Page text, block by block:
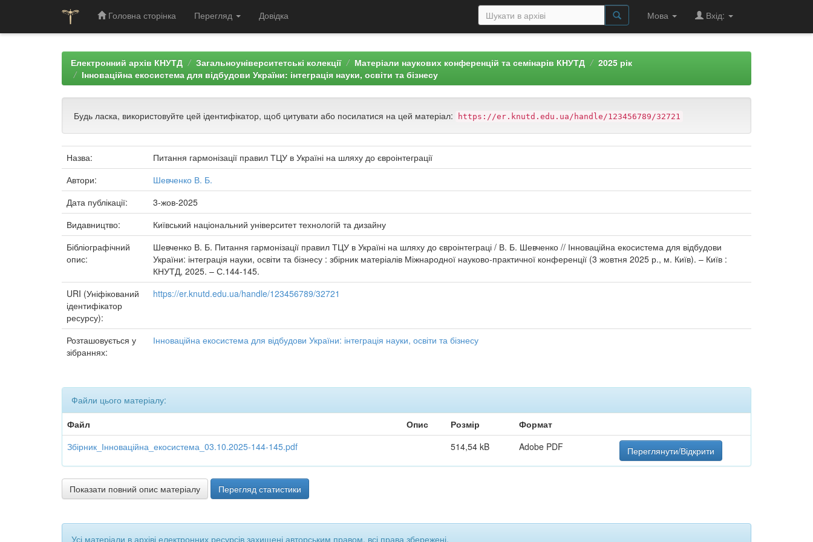
Головна сторінка Перегляд Довідка Мова Вхід:
Електронний архів КНУТД Загальноуніверситетські колекції Матеріали наукових конференцій та семінарів КНУТД
2025 рік
Інноваційна екосистема для відбудови України: інтеграція науки, освіти та бізнесу
Будь ласка, використовуйте цей ідентифікатор, щоб цитувати або посилатися на цей матеріал: https://er.knutd.edu.ua/handle/123456789/32721
Назва:
Питання гармонізації правил ТЦУ в Україні на шляху до євроінтеграції
Автори:
Шевченко В. Б.
Дата публікації:
3-жов-2025
Видавництво:
Київський національний університет технологій та дизайну
Бібліографічний
опис:
Шевченко В. Б. Питання гармонізації правил ТЦУ в Україні на шляху до євроінтеграці / В. Б. Шевченко // Інноваційна екосистема для відбудови
України: інтеграція науки, освіти та бізнесу : збірник матеріалів Міжнародної науково-практичної конференції (3 жовтня 2025 р., м. Київ). – Київ :
КНУТД, 2025. – С.144-145.
URI (Уніфікований
ідентифікатор
ресурсу):
https://er.knutd.edu.ua/handle/123456789/32721
Розташовується у
зібраннях:
Інноваційна екосистема для відбудови України: інтеграція науки, освіти та бізнесу
Файли цього матеріалу:
Файл
Опис Розмір
Формат
Збірник_Інноваційна_екосистема_03.10.2025-144-145.pdf
514,54 kB Adobe PDF Переглянути/Відкрити
Показати повний опис матеріалу Перегляд статистики
Усі матеріали в архіві електронних ресурсів захищені авторським правом, всі права збережені.